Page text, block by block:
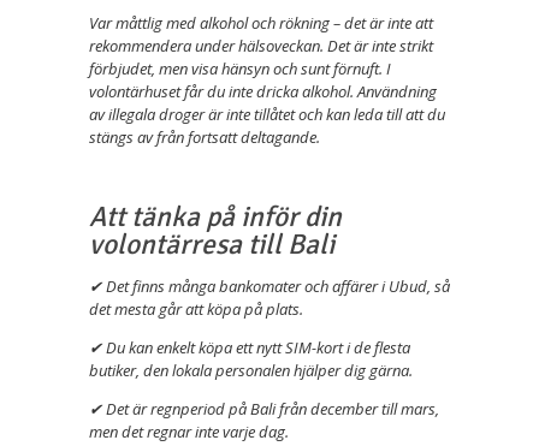
Var måttlig med alkohol och rökning – det är inte att
rekommendera under hälsoveckan. Det är inte strikt
förbjudet, men visa hänsyn och sunt förnuft. I
volontärhuset får du inte dricka alkohol. Användning
av illegala droger är inte tillåtet och kan leda till att du
stängs av från fortsatt deltagande.
Att tänka på inför din
volontärresa till Bali
✔ Det finns många bankomater och affärer i Ubud, så
det mesta går att köpa på plats.
✔ Du kan enkelt köpa ett nytt SIM-kort i de flesta
butiker, den lokala personalen hjälper dig gärna.
✔ Det är regnperiod på Bali från december till mars,
men det regnar inte varje dag.